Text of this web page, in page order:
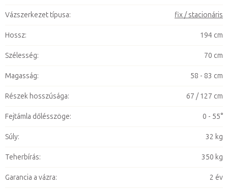
Vázszerkezet típusa: fix / stacionáris
Hossz: 194 cm
Szélesség: 70 cm
Magasság: 58 - 83 cm
Részek hosszúsága: 67 / 127 cm
Fejtámla dőlésszöge: 0 - 55°
Súly: 32 kg
Teherbírás: 350 kg
Garancia a vázra: 2 év